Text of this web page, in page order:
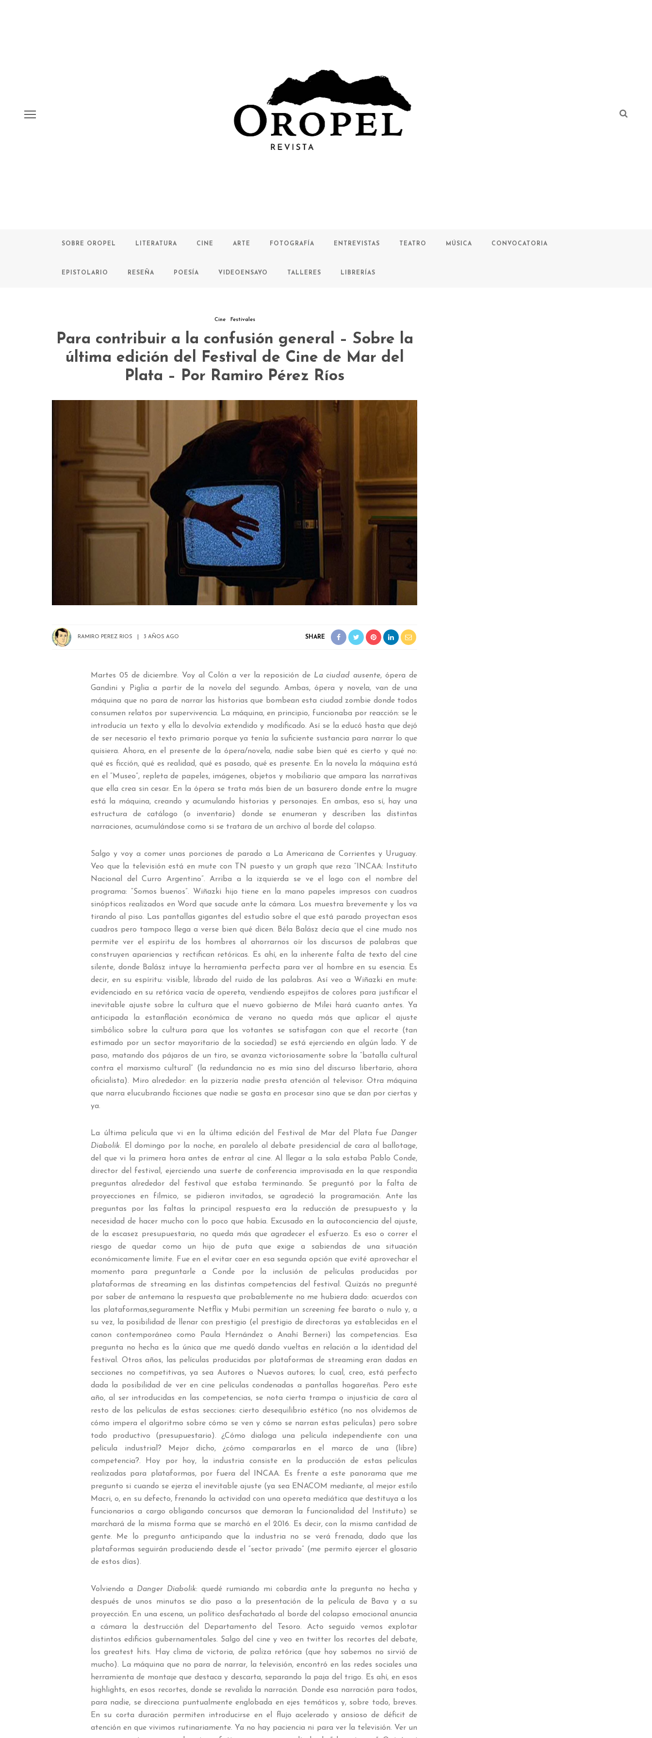
SOBRE OROPEL LITERATURA CINE ARTE FOTOGRAFÍA ENTREVISTAS TEATRO MÚSICA CONVOCATORIA
EPISTOLARIO RESEÑA POESÍA VIDEOENSAYO TALLERES LIBRERÍAS
Cine Festivales
Para contribuir a la confusión general – Sobre la
última edición del Festival de Cine de Mar del
Plata – Por Ramiro Pérez Ríos
RAMIRO PEREZ RIOS 3 AÑOS AGO SHARE
Martes 05 de diciembre. Voy al Colón a ver la reposición de La ciudad ausente, ópera de
Gandini y Piglia a partir de la novela del segundo. Ambas, ópera y novela, van de una
máquina que no para de narrar las historias que bombean esta ciudad zombie donde todos
consumen relatos por supervivencia. La máquina, en principio, funcionaba por reacción: se le
introducía un texto y ella lo devolvía extendido y modificado. Así se la educó hasta que dejó
de ser necesario el texto primario porque ya tenía la suficiente sustancia para narrar lo que
quisiera. Ahora, en el presente de la ópera/novela, nadie sabe bien qué es cierto y qué no:
qué es ficción, qué es realidad, qué es pasado, qué es presente. En la novela la máquina está
en el “Museo”, repleta de papeles, imágenes, objetos y mobiliario que ampara las narrativas
que ella crea sin cesar. En la ópera se trata más bien de un basurero donde entre la mugre
está la máquina, creando y acumulando historias y personajes. En ambas, eso sí, hay una
estructura de catálogo (o inventario) donde se enumeran y describen las distintas
narraciones, acumulándose como si se tratara de un archivo al borde del colapso.
Salgo y voy a comer unas porciones de parado a La Americana de Corrientes y Uruguay.
Veo que la televisión está en mute con TN puesto y un graph que reza “INCAA: Instituto
Nacional del Curro Argentino”. Arriba a la izquierda se ve el logo con el nombre del
programa: “Somos buenos”. Wiñazki hijo tiene en la mano papeles impresos con cuadros
sinópticos realizados en Word que sacude ante la cámara. Los muestra brevemente y los va
tirando al piso. Las pantallas gigantes del estudio sobre el que está parado proyectan esos
cuadros pero tampoco llega a verse bien qué dicen. Béla Balász decía que el cine mudo nos
permite ver el espíritu de los hombres al ahorrarnos oír los discursos de palabras que
construyen apariencias y rectifican retóricas. Es ahí, en la inherente falta de texto del cine
silente, donde Balász intuye la herramienta perfecta para ver al hombre en su esencia. Es
decir, en su espíritu: visible, librado del ruido de las palabras. Así veo a Wiñazki en mute:
evidenciado en su retórica vacía de opereta, vendiendo espejitos de colores para justificar el
inevitable ajuste sobre la cultura que el nuevo gobierno de Milei hará cuanto antes. Ya
anticipada la estanflación económica de verano no queda más que aplicar el ajuste
simbólico sobre la cultura para que los votantes se satisfagan con que el recorte (tan
estimado por un sector mayoritario de la sociedad) se está ejerciendo en algún lado. Y de
paso, matando dos pájaros de un tiro, se avanza victoriosamente sobre la “batalla cultural
contra el marxismo cultural” (la redundancia no es mía sino del discurso libertario, ahora
oficialista). Miro alrededor: en la pizzería nadie presta atención al televisor. Otra máquina
que narra elucubrando ficciones que nadie se gasta en procesar sino que se dan por ciertas y
ya.
La última película que vi en la última edición del Festival de Mar del Plata fue Danger
Diabolik. El domingo por la noche, en paralelo al debate presidencial de cara al ballotage,
del que vi la primera hora antes de entrar al cine. Al llegar a la sala estaba Pablo Conde,
director del festival, ejerciendo una suerte de conferencia improvisada en la que respondía
preguntas alrededor del festival que estaba terminando. Se preguntó por la falta de
proyecciones en fílmico, se pidieron invitados, se agradeció la programación. Ante las
preguntas por las faltas la principal respuesta era la reducción de presupuesto y la
necesidad de hacer mucho con lo poco que había. Excusado en la autoconciencia del ajuste,
de la escasez presupuestaria, no queda más que agradecer el esfuerzo. Es eso o correr el
riesgo de quedar como un hijo de puta que exige a sabiendas de una situación
económicamente límite. Fue en el evitar caer en esa segunda opción que evité aprovechar el
momento para preguntarle a Conde por la inclusión de películas producidas por
plataformas de streaming en las distintas competencias del festival. Quizás no pregunté
por saber de antemano la respuesta que probablemente no me hubiera dado: acuerdos con
las plataformas,seguramente Netflix y Mubi permitían un screening fee barato o nulo y, a
su vez, la posibilidad de llenar con prestigio (el prestigio de directoras ya establecidas en el
canon contemporáneo como Paula Hernández o Anahí Berneri) las competencias. Esa
pregunta no hecha es la única que me quedó dando vueltas en relación a la identidad del
festival. Otros años, las películas producidas por plataformas de streaming eran dadas en
secciones no competitivas, ya sea Autores o Nuevos autores; lo cual, creo, está perfecto
dada la posibilidad de ver en cine películas condenadas a pantallas hogareñas. Pero este
año, al ser introducidas en las competencias, se nota cierta trampa o injusticia de cara al
resto de las películas de estas secciones: cierto desequilibrio estético (no nos olvidemos de
cómo impera el algoritmo sobre cómo se ven y cómo se narran estas películas) pero sobre
todo productivo (presupuestario). ¿Cómo dialoga una película independiente con una
película industrial? Mejor dicho, ¿cómo compararlas en el marco de una (libre)
competencia?. Hoy por hoy, la industria consiste en la producción de estas películas
realizadas para plataformas, por fuera del INCAA. Es frente a este panorama que me
pregunto si cuando se ejerza el inevitable ajuste (ya sea ENACOM mediante, al mejor estilo
Macri, o, en su defecto, frenando la actividad con una opereta mediática que destituya a los
funcionarios a cargo obligando concursos que demoran la funcionalidad del Instituto) se
marchará de la misma forma que se marchó en el 2016. Es decir, con la misma cantidad de
gente. Me lo pregunto anticipando que la industria no se verá frenada, dado que las
plataformas seguirán produciendo desde el “sector privado” (me permito ejercer el glosario
de estos días).
Volviendo a Danger Diabolik: quedé rumiando mi cobardía ante la pregunta no hecha y
después de unos minutos se dio paso a la presentación de la película de Bava y a su
proyección. En una escena, un político desfachatado al borde del colapso emocional anuncia
a cámara la destrucción del Departamento del Tesoro. Acto seguido vemos explotar
distintos edificios gubernamentales. Salgo del cine y veo en twitter los recortes del debate,
los greatest hits. Hay clima de victoria, de paliza retórica (que hoy sabemos no sirvió de
mucho). La máquina que no para de narrar, la televisión, encontró en las redes sociales una
herramienta de montaje que destaca y descarta, separando la paja del trigo. Es ahí, en esos
highlights, en esos recortes, donde se revalida la narración. Donde esa narración para todos,
para nadie, se direcciona puntualmente englobada en ejes temáticos y, sobre todo, breves.
En su corta duración permiten introducirse en el flujo acelerado y ansioso de déficit de
atención en que vivimos rutinariamente. Ya no hay paciencia ni para ver la televisión. Ver un